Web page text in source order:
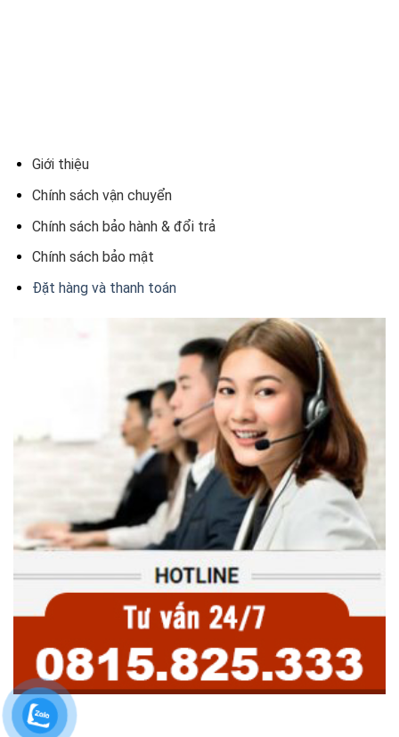
Giới thiệu
Chính sách vận chuyển
Chính sách bảo hành & đổi trả
Chính sách bảo mật
Đặt hàng và thanh toán